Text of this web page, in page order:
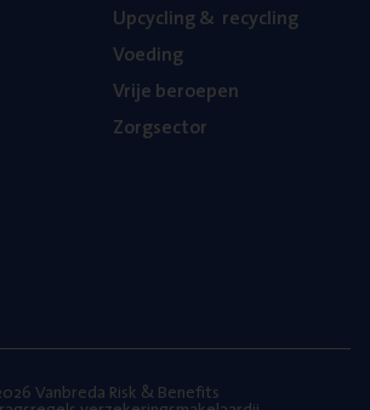
Upcy­cling& recycling
Voe­ding
Vrije beroe­pen
Zorg­sec­tor
Vanbreda Risk & Benefits